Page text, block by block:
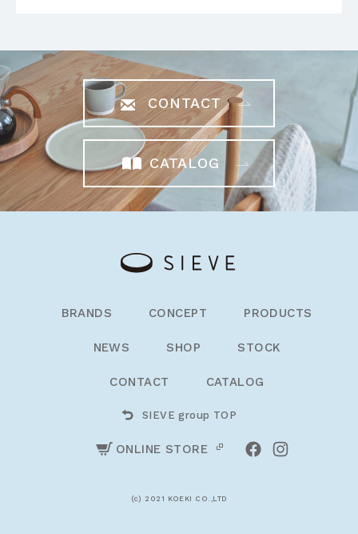
CONTACT
CATALOG
BRANDS CONCEPT PRODUCTS
NEWS SHOP STOCK
CONTACT CATALOG
SIEVE group TOP
ONLINE STORE
(c) 2021 KOEKI CO.,LTD